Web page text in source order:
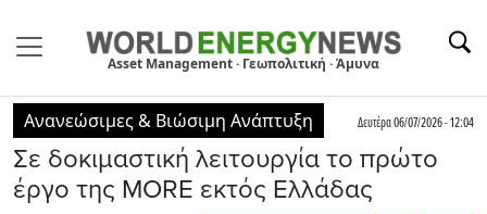
Asset Management · Γεωπολιτική · Άμυνα
Ανανεώσιμες & Βιώσιμη Ανάπτυξη Δευτέρα 06/07/2026 - 12:04
Σε δοκιμαστική λειτουργία το πρώτο
έργο της MORE εκτός Ελλάδας